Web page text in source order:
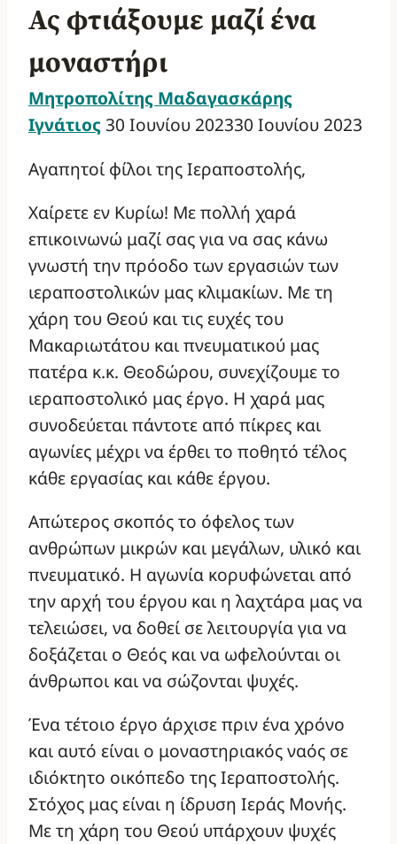
Ας φτιάξουμε μαζί ένα
μοναστήρι
Μητροπολίτης Μαδαγασκάρης
Ιγνάτιος 30 Ιουνίου 202330 Ιουνίου 2023
Αγαπητοί φίλοι της Ιεραποστολής,
Χαίρετε εν Κυρίω! Με πολλή χαρά
επικοινωνώ μαζί σας για να σας κάνω
γνωστή την πρόοδο των εργασιών των
ιεραποστολικών μας κλιμακίων. Με τη
χάρη του Θεού και τις ευχές του
Μακαριωτάτου και πνευματικού μας
πατέρα κ.κ. Θεοδώρου, συνεχίζουμε το
ιεραποστολικό μας έργο. Η χαρά μας
συνοδεύεται πάντοτε από πίκρες και
αγωνίες μέχρι να έρθει το ποθητό τέλος
κάθε εργασίας και κάθε έργου.
Απώτερος σκοπός το όφελος των
ανθρώπων μικρών και μεγάλων, υλικό και
πνευματικό. Η αγωνία κορυφώνεται από
την αρχή του έργου και η λαχτάρα μας να
τελειώσει, να δοθεί σε λειτουργία για να
δοξάζεται ο Θεός και να ωφελούνται οι
άνθρωποι και να σώζονται ψυχές.
Ένα τέτοιο έργο άρχισε πριν ένα χρόνο
και αυτό είναι ο μοναστηριακός ναός σε
ιδιόκτητο οικόπεδο της Ιεραποστολής.
Στόχος μας είναι η ίδρυση Ιεράς Μονής.
Με τη χάρη του Θεού υπάρχουν ψυχές